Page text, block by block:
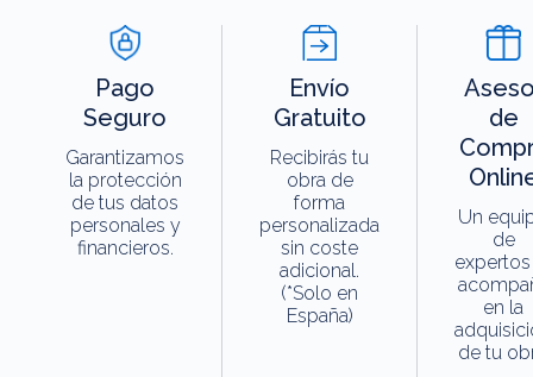
Pago
Seguro
Garantizamos
la protección
de tus datos
personales y
financieros.
Envío
Gratuito
Recibirás tu
obra de
forma
personalizada
sin coste
adicional.
(*Solo en
España)
de
Un
de
en la
de tu